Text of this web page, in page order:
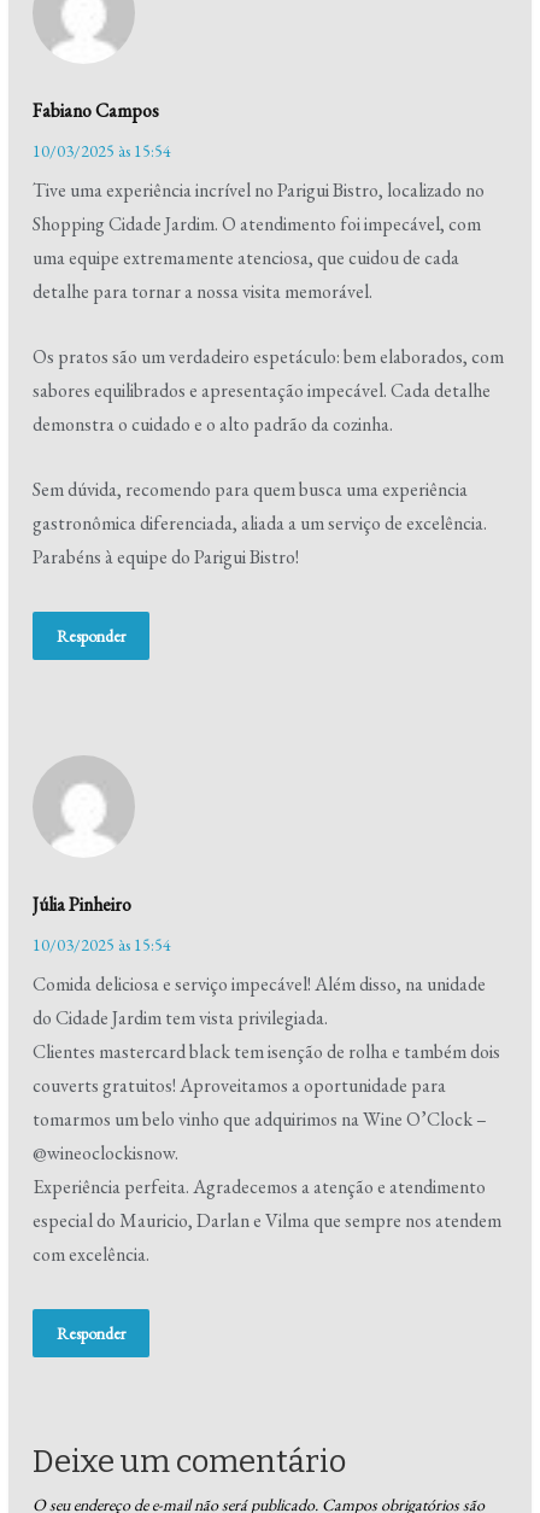
Fabiano Campos
10/03/2025 às 15:54
Tive uma experiência incrível no Parigui Bistro, localizado no
Shopping Cidade Jardim. O atendimento foi impecável, com
uma equipe extremamente atenciosa, que cuidou de cada
detalhe para tornar a nossa visita memorável.
Os pratos são um verdadeiro espetáculo: bem elaborados, com
sabores equilibrados e apresentação impecável. Cada detalhe
demonstra o cuidado e o alto padrão da cozinha.
Sem dúvida, recomendo para quem busca uma experiência
gastronômica diferenciada, aliada a um serviço de excelência.
Parabéns à equipe do Parigui Bistro!
Responder
Júlia Pinheiro
10/03/2025 às 15:54
Comida deliciosa e serviço impecável! Além disso, na unidade
do Cidade Jardim tem vista privilegiada.
Clientes mastercard black tem isenção de rolha e também dois
couverts gratuitos! Aproveitamos a oportunidade para
tomarmos um belo vinho que adquirimos na Wine O’Clock –
@wineoclockisnow.
Experiência perfeita. Agradecemos a atenção e atendimento
especial do Mauricio, Darlan e Vilma que sempre nos atendem
com excelência.
Responder
Deixe um comentário
O seu endereço de e-mail não será publicado. Campos obrigatórios são